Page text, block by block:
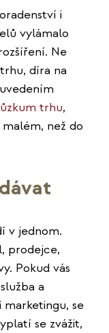
i
vylámalo
Ne
díra na
trhu,
než do
v jednom.
prodejce,
Pokud vás
a
marketingu, se
se zvážit,